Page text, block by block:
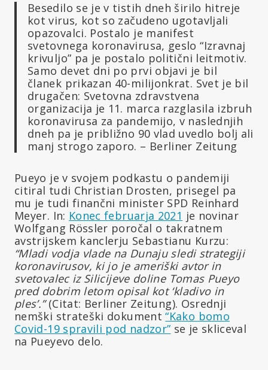
Besedilo se je v tistih dneh širilo hitreje
kot virus, kot so začudeno ugotavljali
opazovalci. Postalo je manifest
svetovnega koronavirusa, geslo “Izravnaj
krivuljo” pa je postalo politični leitmotiv.
Samo devet dni po prvi objavi je bil
članek prikazan 40-milijonkrat. Svet je bil
drugačen: Svetovna zdravstvena
organizacija je 11. marca razglasila izbruh
koronavirusa za pandemijo, v naslednjih
dneh pa je približno 90 vlad uvedlo bolj ali
manj strogo zaporo. – Berliner Zeitung
Pueyo je v svojem podkastu o pandemiji
citiral tudi Christian Drosten, prisegel pa
mu je tudi finančni minister SPD Reinhard
Meyer. In: Konec februarja 2021 je novinar
Wolfgang Rössler poročal o takratnem
avstrijskem kanclerju Sebastianu Kurzu:
“Mladi vodja vlade na Dunaju sledi strategiji
koronavirusov, ki jo je ameriški avtor in
svetovalec iz Silicijeve doline Tomas Pueyo
pred dobrim letom opisal kot ‘kladivo in
ples’.”(Citat: Berliner Zeitung). Osrednji
nemški strateški dokument“Kako bomo
Covid-19 spravili pod nadzor” se je skliceval
na Pueyevo delo.